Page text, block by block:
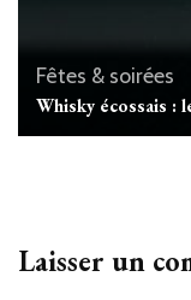
Fêtes & soirées
Whisky écossais :
Laisser un